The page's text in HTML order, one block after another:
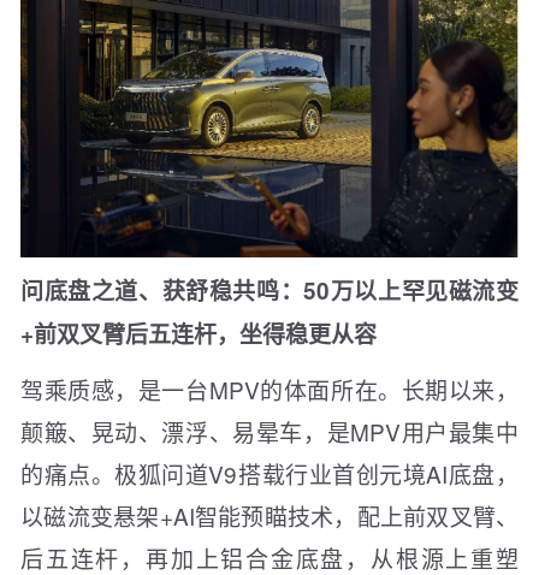
问底盘之道、获舒稳共鸣：50万以上罕见磁流变
+前双叉臂后五连杆，坐得稳更从容
驾乘质感，是一台MPV的体面所在。长期以来，
颠簸、晃动、漂浮、易晕车，是MPV用户最集中
的痛点。极狐问道V9搭载行业首创元境AI底盘，
以磁流变悬架+AI智能预瞄技术，配上前双叉臂、
后五连杆，再加上铝合金底盘，从根源上重塑